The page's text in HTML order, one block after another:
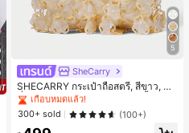
5
SheCarry
SHECARRY กระเป๋าถือสตรี, สีขาว, แฟ
ชั่น, สง่างาม, วันหยุด, งานปาร์ตี้
#1 ขายดี
เกือบหมดแล้ว!
#1 ขายดี
เกือบหมดแล้ว!
#1 ขายดี
เกือบหมดแล้ว!
300+ sold (100+)